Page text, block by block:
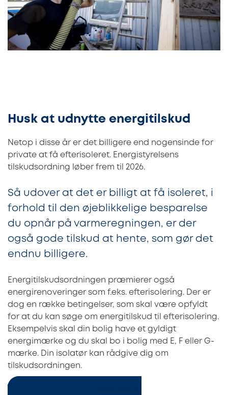
Husk at udnytte energitilskud
Netop i disse år er det billigere end nogensinde for
private at få efterisoleret. Energistyrelsens
tilskudsordning løber frem til 2026.
Så udover at det er billigt at få isoleret, i
forhold til den øjeblikkelige besparelse
du opnår på varmeregningen, er der
også gode tilskud at hente, som gør det
endnu billigere.
Energitilskudsordningen præmierer også
energirenoveringer som f.eks. efterisolering. Der er
dog en række betingelser, som skal være opfyldt
for at du kan søge om energitilskud til efterisolering.
Eksempelvis skal din bolig have et gyldigt
energimærke og du skal bo i bolig med E, F eller G-
mærke. Din isolatør kan rådgive dig om
tilskudsordningen.